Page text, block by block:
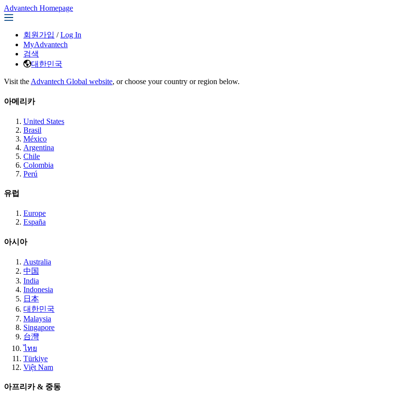
Advantech Homepage
회원가입 / Log In
MyAdvantech
검색
대한민국
Visit the Advantech Global website, or choose your country or region below.
아메리카
United States
Brasil
México
Argentina
Chile
Colombia
Perú
유럽
Europe
España
아시아
Australia
中国
India
Indonesia
日本
대한민국
Malaysia
Singapore
台灣
ไทย
Türkiye
Việt Nam
아프리카 & 중동